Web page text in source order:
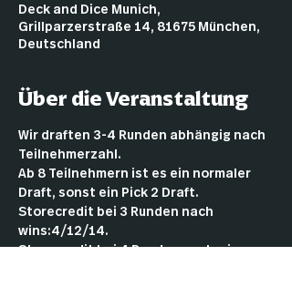
Deck and Dice Munich,
Grillparzerstraße 14, 81675 München,
Deutschland
Über die Veranstaltung
Wir draften 3-4 Runden abhängig nach
Teilnehmerzahl.
Ab 8 Teilnehmern ist es ein normaler
Draft, sonst ein Pick 2 Draft.
Storecredit bei 3 Runden nach
wins:4/12/14.
Storecredit bei 4 Runden nach wins